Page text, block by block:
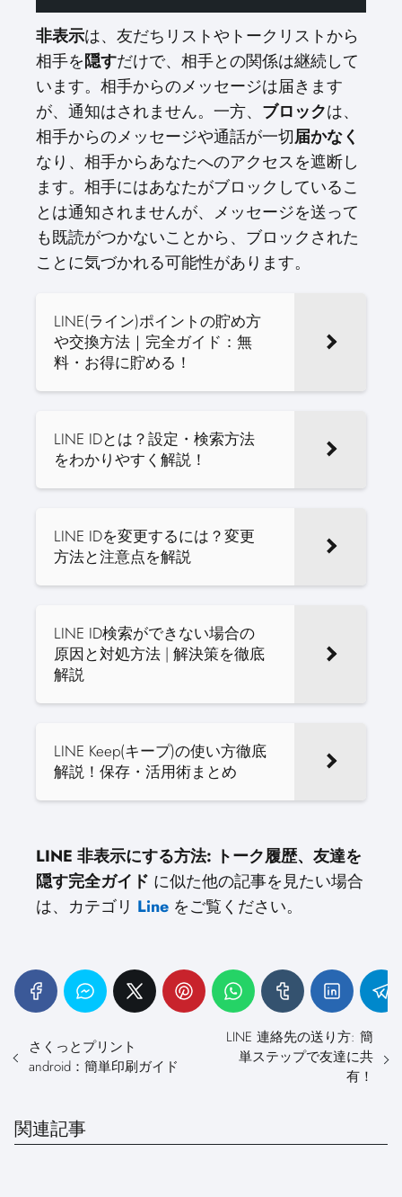
非表示は、友だちリストやトークリストから
相手を隠すだけで、相手との関係は継続して
います。相手からのメッセージは届きます
が、通知はされません。一方、 ブロックは、
相手からのメッセージや通話が一切届かなく
なり、相手からあなたへのアクセスを遮断し
ます。相手にはあなたがブロックしているこ
とは通知されませんが、メッセージを送って
も既読がつかないことから、ブロックされた
ことに気づかれる可能性があります。
LINE(ライン)ポイントの貯め方
や交換方法｜完全ガイド：無
料・お得に貯める！
LINE IDとは？設定・検索方法
をわかりやすく解説！
LINE IDを変更するには？変更
方法と注意点を解説
LINE ID検索ができない場合の
原因と対処方法 | 解決策を徹底
解説
LINE Keep(キープ)の使い方徹底
解説！保存・活用術まとめ
LINE 非表示にする方法: トーク履歴、友達を
隠す完全ガイド に似た他の記事を見たい場合
は、カテゴリ Line をご覧ください。
さくっとプリント
android：簡単印刷ガイド
LINE 連絡先の送り方: 簡
単ステップで友達に共
有！
関連記事